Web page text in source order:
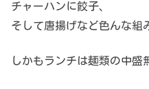
チャーハンに餃子、
そして唐揚げなど色んな組
しかもランチは麺類の中盛